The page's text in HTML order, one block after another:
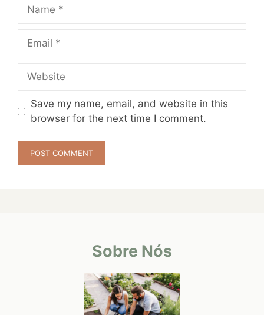
Name
Email
Website
Save my name, email, and website in this
browser for the next time I comment.
Sobre Nós